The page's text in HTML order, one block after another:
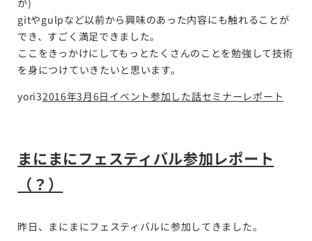
gitやgulpなど以前から興味のあった内容にも触れることが
でき、すごく満足できました。
ここをきっかけにしてもっとたくさんのことを勉強して技術
を身につけていきたいと思います。
yori32016年3月6日 イベント参加した話セミナーレポート
まにまにフェスティバル参加レポート
（？）
昨日、まにまにフェスティバルに参加してきました。